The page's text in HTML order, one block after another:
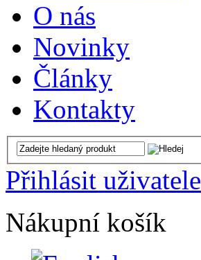
O nás
Novinky
Články
Kontakty
Přihlásit uživatele
Nákupní košík